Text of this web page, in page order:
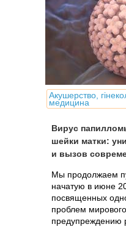
Акушерство,
медицина
Вирус
шейки матки:
и вызов
Мы продолжаем
начатую в июне
посвященных
проблем
предупреждению